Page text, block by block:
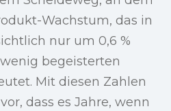
Wachstum, das in
nur um 0,6 %
begeisterten
Mit diesen Zahlen
dass es Jahre, wenn